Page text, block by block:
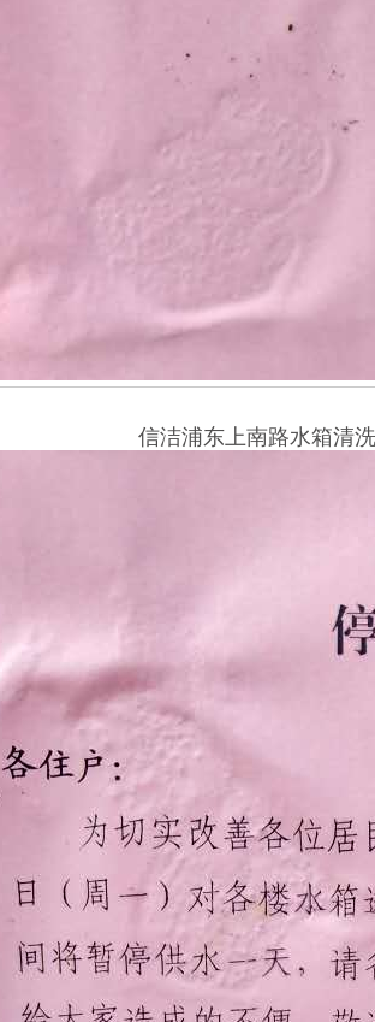
浦东上南路水箱清洗